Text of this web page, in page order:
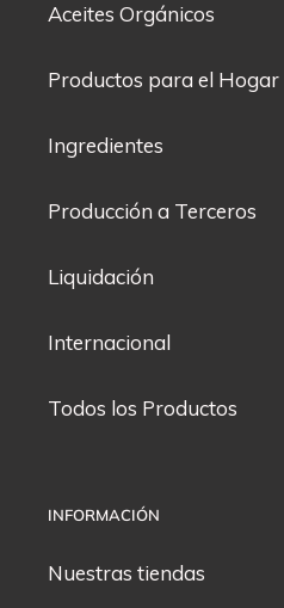
Aceites Orgánicos
Productos para el Hogar
Ingredientes
Producción a Terceros
Liquidación
Internacional
Todos los Productos
INFORMACIÓN
Nuestras tiendas